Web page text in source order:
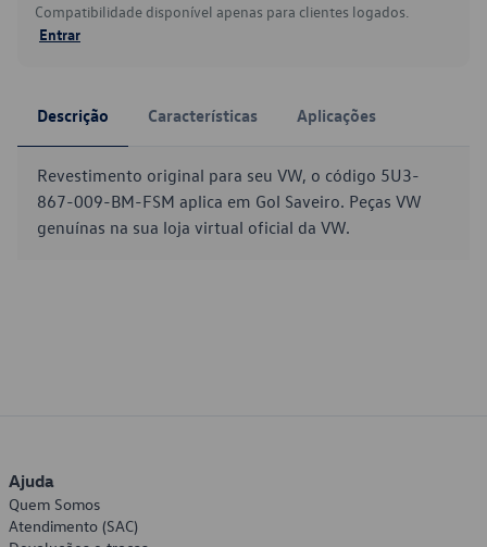
Compatibilidade disponível apenas para clientes logados.
Entrar
Descrição Características Aplicações
Revestimento original para seu VW, o código 5U3-
867-009-BM-FSM aplica em Gol Saveiro. Peças VW
genuínas na sua loja virtual oficial da VW.
Ajuda
Quem Somos
Atendimento (SAC)